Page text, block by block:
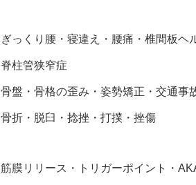
ぎっくり腰・寝違え・腰痛・椎間板ヘ
脊柱管狭窄症
骨盤・骨格の歪み・姿勢矯正・交通事
骨折・脱臼・捻挫・打撲・挫傷
筋膜リリース・トリガーポイント・